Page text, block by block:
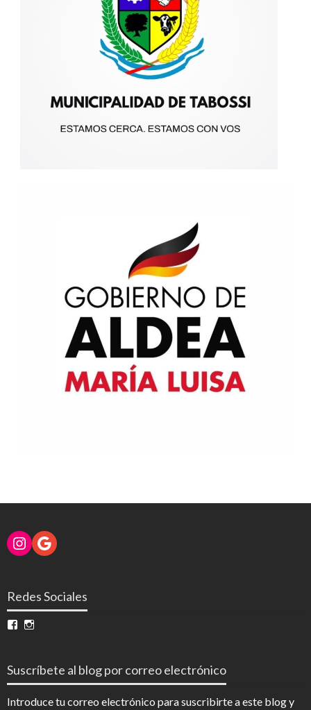
Instagram
Google
Redes Sociales
Ver
en en
Suscríbete al blog por correo electrónico
Introduce tu correo electrónico para suscribirte a este blog y